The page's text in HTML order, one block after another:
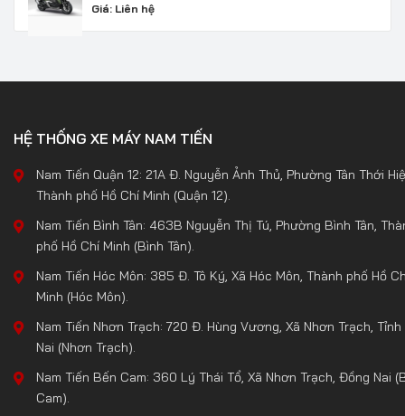
Giá: Liên hệ
HỆ THỐNG XE MÁY NAM TIẾN
Nam Tiến Quận 12: 21A Đ. Nguyễn Ảnh Thủ, Phường Tân Thới
Thành phố Hồ Chí Minh (Quận 12).
Nam Tiến Bình Tân: 463B Nguyễn Thị Tú, Phường Bình Tân,
phố Hồ Chí Minh (Bình Tân).
Nam Tiến Hóc Môn: 385 Đ. Tô Ký, Xã Hóc Môn, Thành phố Hồ
Minh (Hóc Môn).
Nam Tiến Nhơn Trạch: 720 Đ. Hùng Vương, Xã Nhơn Trạch,
Nai (Nhơn Trạch).
Nam Tiến Bến Cam: 360 Lý Thái Tổ, Xã Nhơn Trạch, Đồng Nai
Cam).